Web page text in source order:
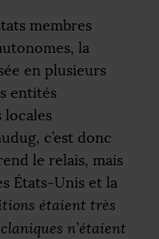
membres
la
en plusieurs
entités
c’est donc
le relais, mais
États-Unis et la
étaient très
n’étaient